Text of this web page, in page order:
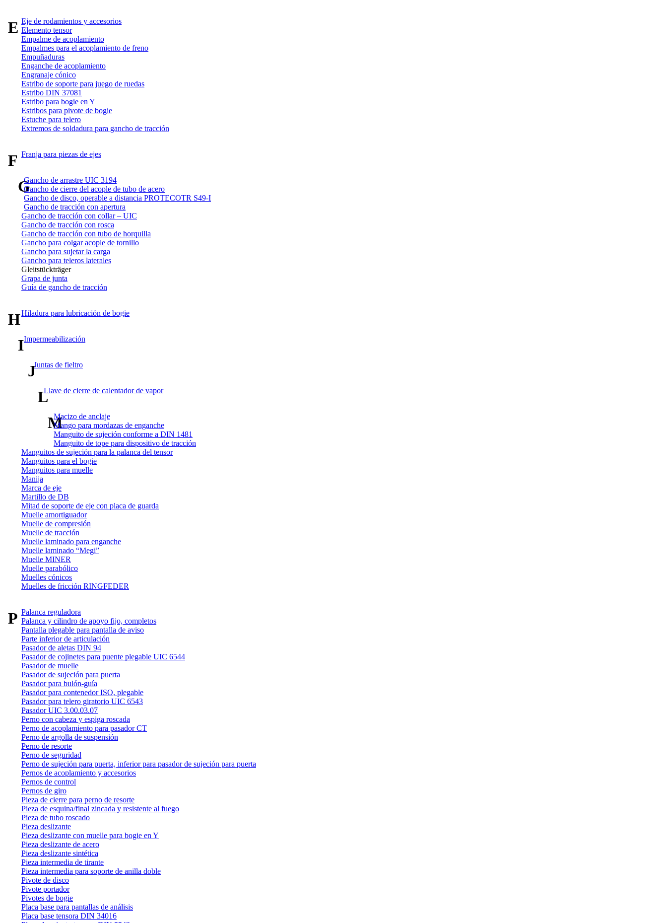
EEje de rodamientos y accesorios
Elemento tensor
Empalme de acoplamiento
Empalmes para el acoplamiento de freno
Empuñaduras
Enganche de acoplamiento
Engranaje cónico
Estribo de soporte para juego de ruedas
Estribo DIN 37081
Estribo para bogie en Y
Estribos para pivote de bogie
Estuche para telero
Extremos de soldadura para gancho de tracción
FFranja para piezas de ejes
G
Gancho de arrastre UIC 3194
Gancho de cierre del acople de tubo de acero
Gancho de disco, operable a distancia PROTECOTR S49-I
Gancho de tracción con apertura
Gancho de tracción con collar – UIC
Gancho de tracción con rosca
Gancho de tracción con tubo de horquilla
Gancho para colgar acople de tornillo
Gancho para sujetar la carga
Gancho para teleros laterales
Gleitstückträger
Grapa de junta
Guía de gancho de tracción
HHiladura para lubricación de bogie
IImpermeabilización
JJuntas de fieltro
L
Llave de cierre de calentador de vapor
M
Macizo de anclaje
Mango para mordazas de enganche
Manguito de sujeción conforme a DIN 1481
Manguito de tope para dispositivo de tracción
Manguitos de sujeción para la palanca del tensor
Manguitos para el bogie
Manguitos para muelle
Manija
Marca de eje
Martillo de DB
Mitad de soporte de eje con placa de guarda
Muelle amortiguador
Muelle de compresión
Muelle de tracción
Muelle laminado para enganche
Muelle laminado “Megi”
Muelle MINER
Muelle parabólico
Muelles cónicos
Muelles de fricción RINGFEDER
PPalanca reguladora
Palanca y cilindro de apoyo fijo, completos
Pantalla plegable para pantalla de aviso
Parte inferior de articulación
Pasador de aletas DIN 94
Pasador de cojinetes para puente plegable UIC 6544
Pasador de muelle
Pasador de sujeción para puerta
Pasador para bulón-guía
Pasador para contenedor ISO, plegable
Pasador para telero giratorio UIC 6543
Pasador UIC 3.00.03.07
Perno con cabeza y espiga roscada
Perno de acoplamiento para pasador CT
Perno de argolla de suspensión
Perno de resorte
Perno de seguridad
Perno de sujeción para puerta, inferior para pasador de sujeción para puerta
Pernos de acoplamiento y accesorios
Pernos de control
Pernos de giro
Pieza de cierre para perno de resorte
Pieza de esquina/final zincada y resistente al fuego
Pieza de tubo roscado
Pieza deslizante
Pieza deslizante con muelle para bogie en Y
Pieza deslizante de acero
Pieza deslizante sintética
Pieza intermedia de tirante
Pieza intermedia para soporte de anilla doble
Pivote de disco
Pivote portador
Pivotes de bogie
Placa base para pantallas de análisis
Placa base tensora DIN 34016